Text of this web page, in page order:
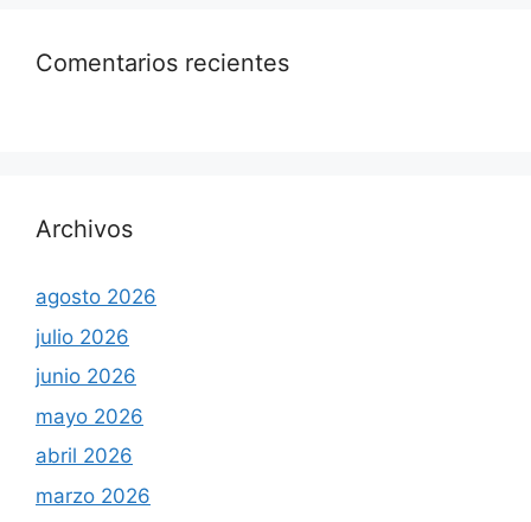
Comentarios recientes
Archivos
agosto 2026
julio 2026
junio 2026
mayo 2026
abril 2026
marzo 2026